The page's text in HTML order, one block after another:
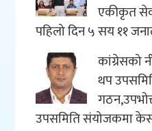
एकीकृत
पहिलो दिन ५ सय ११
कांग्रेसको
थप
उपसमिति संयोजकमा